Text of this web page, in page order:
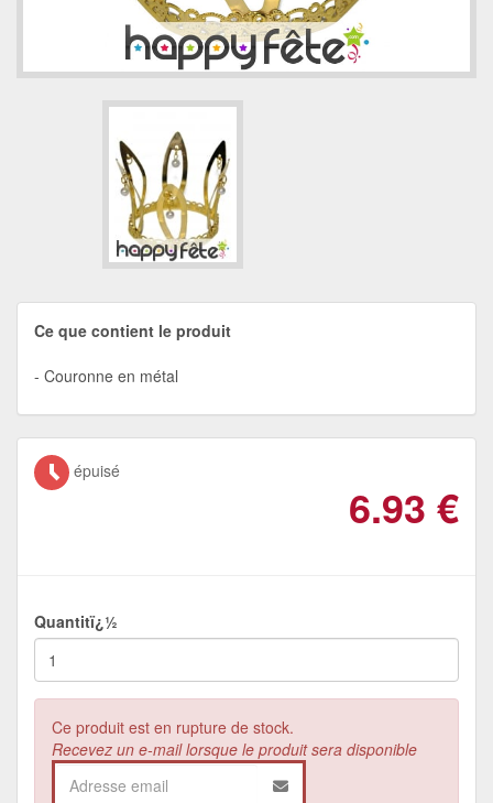
Ce que contient le produit
Couronne en métal
épuisé
6.93 €
Quantitï¿½
Ce produit est en rupture de stock.
Recevez un e-mail lorsque le produit sera disponible